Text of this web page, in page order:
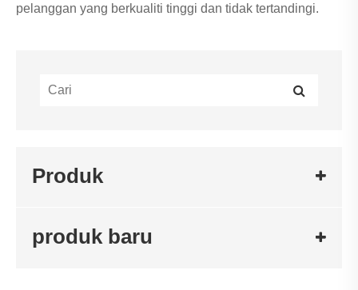
pelanggan yang berkualiti tinggi dan tidak tertandingi.
Produk
produk baru